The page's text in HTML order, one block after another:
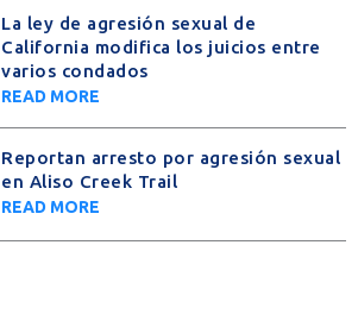
La ley de agresión sexual de
California modifica los juicios entre
varios condados
READ MORE
Reportan arresto por agresión sexual
en Aliso Creek Trail
READ MORE